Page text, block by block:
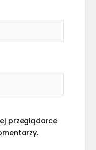
przeglądarce